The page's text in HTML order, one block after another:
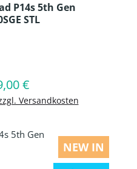
P14s 5th Gen
STL
Preis:
€
Versandkosten
NEW IN